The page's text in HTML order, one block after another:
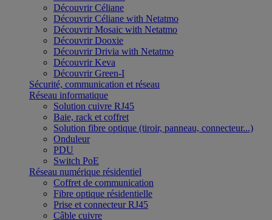
Découvrir Céliane
Découvrir Céliane with Netatmo
Découvrir Mosaic with Netatmo
Découvrir Dooxie
Découvrir Drivia with Netatmo
Découvrir Keva
Découvrir Green-I
Sécurité, communication et réseau
Réseau informatique
Solution cuivre RJ45
Baie, rack et coffret
Solution fibre optique (tiroir, panneau, connecteur...)
Onduleur
PDU
Switch PoE
Réseau numérique résidentiel
Coffret de communication
Fibre optique résidentielle
Prise et connecteur RJ45
Câble cuivre